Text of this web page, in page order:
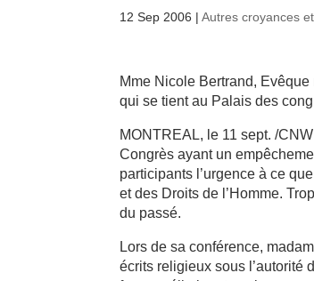
12 Sep 2006 |Autres croyances
Mme Nicole Bertrand,
qui se tient au Palais des
MONTREAL, le 11 sept. /
Congrès ayant un
participants l’urgence à ce
et des Droits de l’Homme.
du passé.
Lors de sa conférence,
écrits religieux sous l’autorité